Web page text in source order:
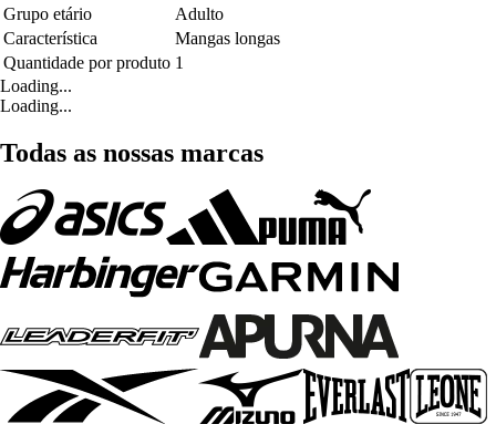
Grupo etário
Adulto
Característica
Mangas longas
Quantidade por produto 1
Loading...
Loading...
Todas as nossas marcas